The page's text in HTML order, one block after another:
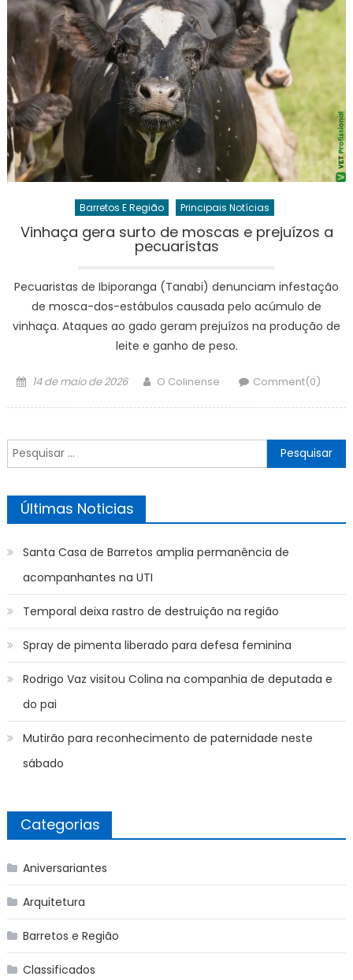
Barretos E Região Principais Notícias
Vinhaça gera surto de moscas e prejuízos a
pecuaristas
Pecuaristas de Ibiporanga (Tanabi) denunciam infestação
de mosca-dos-estábulos causada pelo acúmulo de
vinhaça. Ataques ao gado geram prejuízos na produção de
leite e ganho de peso.
Posted
14 de maio de 2026 Author
O Colinense Comment(0)
Pesquisar
por:
Últimas Noticias
Santa Casa de Barretos amplia permanência de
acompanhantes na UTI
Temporal deixa rastro de destruição na região
Spray de pimenta liberado para defesa feminina
Rodrigo Vaz visitou Colina na companhia de deputada e
do pai
Mutirão para reconhecimento de paternidade neste
sábado
Categorias
Aniversariantes
Arquitetura
Barretos e Região
Classificados